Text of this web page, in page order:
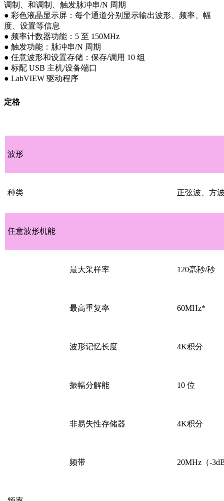
调制、和调制、触发脉冲串/N 周期
● 彩色液晶显示屏：每个通道分别显示输出波形、频率、幅
度、设置等信息
● 频率计数器功能：5 至 150MHz
● 触发功能：脉冲串/N 周期
● 任意波形和设置存储：保存/调用 10 组
● 标配 USB 主机/设备端口
● LabVIEW 驱动程序
定格
波形
种类 正弦波、方
任意波形机能
最大采样率 120毫秒/秒
最高重复率 60MHz*
波形记忆长度 4K积分
振幅分解能 10 位
非易失性存储器 4K积分
频带 20MHz（-